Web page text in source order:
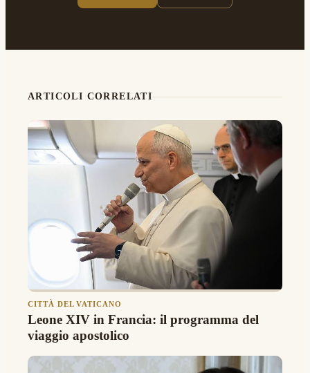
ARTICOLI CORRELATI
CITTÀ DEL VATICANO
Leone XIV in Francia: il programma del
viaggio apostolico